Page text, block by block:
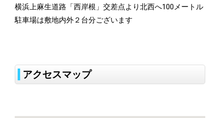
横浜上麻生道路「西岸根」交差点より北西へ100メートル
駐車場は敷地内外２台分ございます
アクセスマップ